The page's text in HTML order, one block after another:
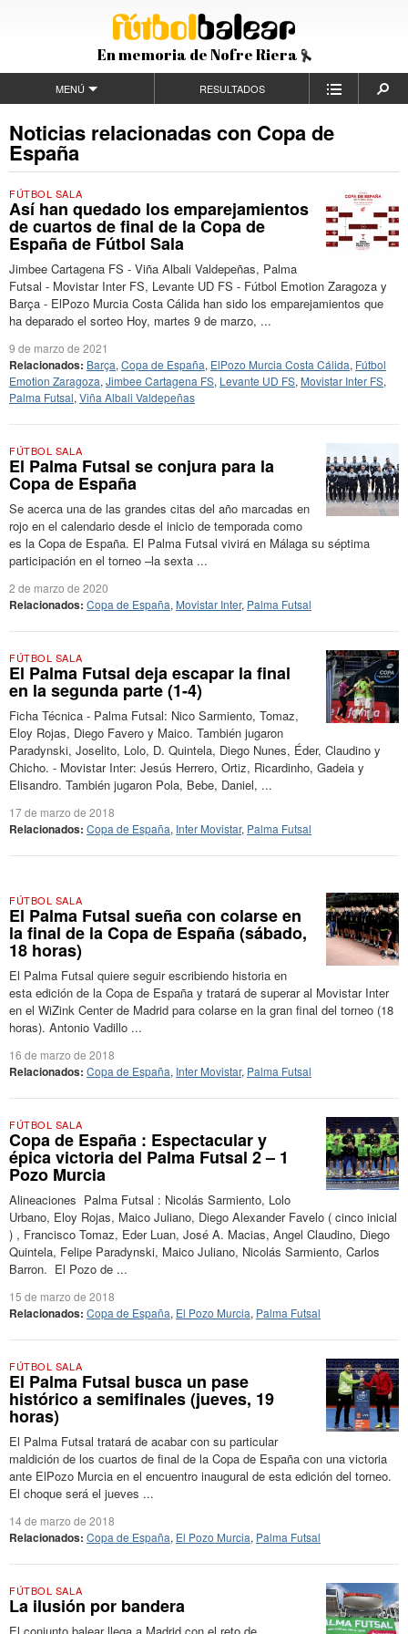
En memoria de Nofre Riera
MENÚ RESULTADOS
Noticias relacionadas con Copa de
España
FÚTBOL SALA
Así han quedado los emparejamientos
de cuartos de final de la Copa de
España de Fútbol Sala
Jimbee Cartagena FS - Viña Albali Valdepeñas, Palma
Futsal - Movistar Inter FS, Levante UD FS - Fútbol Emotion Zaragoza y
Barça - ElPozo Murcia Costa Cálida han sido los emparejamientos que
ha deparado el sorteo Hoy, martes 9 de marzo, ...
9 de marzo de 2021
Relacionados: Barça, Copa de España, ElPozo Murcia Costa Cálida, Fútbol
Emotion Zaragoza, Jimbee Cartagena FS, Levante UD FS, Movistar Inter FS,
Palma Futsal, Viña Albali Valdepeñas
FÚTBOL SALA
El Palma Futsal se conjura para la
Copa de España
Se acerca una de las grandes citas del año marcadas en
rojo en el calendario desde el inicio de temporada como
es la Copa de España. El Palma Futsal vivirá en Málaga su séptima
participación en el torneo –la sexta ...
2 de marzo de 2020
Relacionados: Copa de España, Movistar Inter, Palma Futsal
FÚTBOL SALA
El Palma Futsal deja escapar la final
en la segunda parte (1-4)
Ficha Técnica - Palma Futsal: Nico Sarmiento, Tomaz,
Eloy Rojas, Diego Favero y Maico. También jugaron
Paradynski, Joselito, Lolo, D. Quintela, Diego Nunes, Éder, Claudino y
Chicho. - Movistar Inter: Jesús Herrero, Ortiz, Ricardinho, Gadeia y
Elisandro. También jugaron Pola, Bebe, Daniel, ...
17 de marzo de 2018
Relacionados: Copa de España, Inter Movistar, Palma Futsal
FÚTBOL SALA
El Palma Futsal sueña con colarse en
la final de la Copa de España (sábado,
18 horas)
El Palma Futsal quiere seguir escribiendo historia en
esta edición de la Copa de España y tratará de superar al Movistar Inter
en el WiZink Center de Madrid para colarse en la gran final del torneo (18
horas). Antonio Vadillo ...
16 de marzo de 2018
Relacionados: Copa de España, Inter Movistar, Palma Futsal
FÚTBOL SALA
Copa de España : Espectacular y
épica victoria del Palma Futsal 2 – 1
Pozo Murcia
Alineaciones Palma Futsal : Nicolás Sarmiento, Lolo
Urbano, Eloy Rojas, Maico Juliano, Diego Alexander Favelo ( cinco inicial
) , Francisco Tomaz, Eder Luan, José A. Macias, Angel Claudino, Diego
Quintela, Felipe Paradynski, Maico Juliano, Nicolás Sarmiento, Carlos
Barron. El Pozo de ...
15 de marzo de 2018
Relacionados: Copa de España, El Pozo Murcia, Palma Futsal
FÚTBOL SALA
El Palma Futsal busca un pase
histórico a semifinales (jueves, 19
horas)
El Palma Futsal tratará de acabar con su particular
maldición de los cuartos de final de la Copa de España con una victoria
ante ElPozo Murcia en el encuentro inaugural de esta edición del torneo.
El choque será el jueves ...
14 de marzo de 2018
Relacionados: Copa de España, El Pozo Murcia, Palma Futsal
FÚTBOL SALA
La ilusión por bandera